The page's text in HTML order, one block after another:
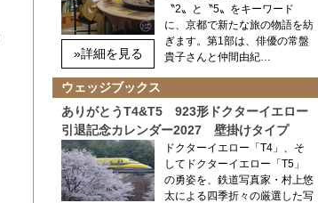
»詳細を見る
〝2〟と〝5〟をキーワード
に、京都で新たな旅の物語を紡
ぎます。第1部は、俳優の常盤
貴子さんと仲間由紀…
ウェッジブックス
ありがとうT4&T5 923形ドクターイエロー
引退記念カレンダー2027 壁掛けタイプ
ドクターイエロー「T4」、そ
してドクターイエロー「T5」
の勇姿を、鉄道写真家・村上悠
太による四季折々の厳選した写